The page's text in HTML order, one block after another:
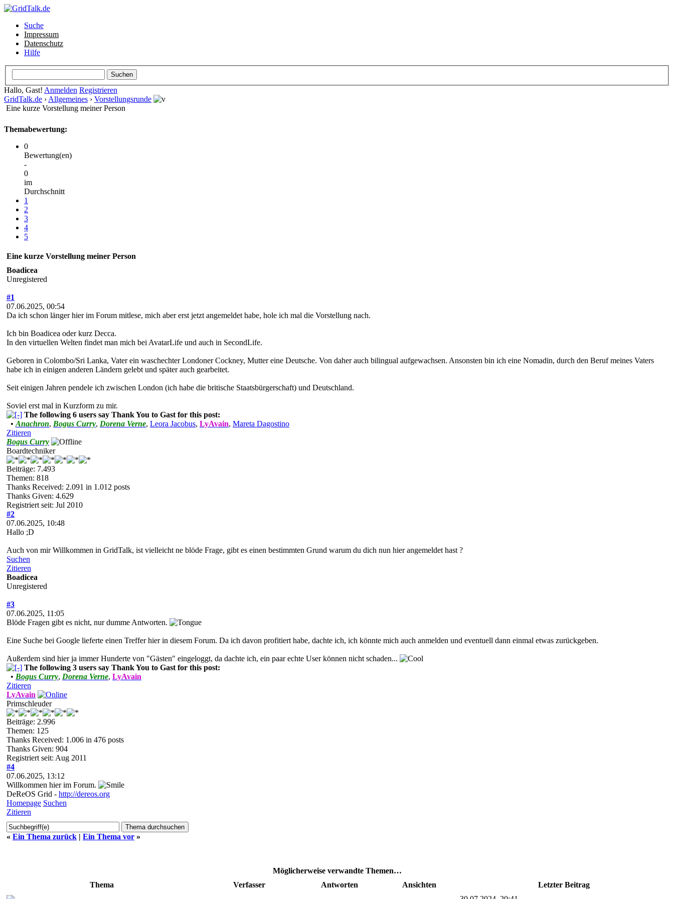
Suche
Impressum
Datenschutz
Hilfe
Hallo, Gast! Anmelden Registrieren
GridTalk.de › Allgemeines › Vorstellungsrunde
Eine kurze Vorstellung meiner Person
Themabewertung:
0
Bewertung(en)
-
0
im
Durchschnitt
1
2
3
4
5
Eine kurze Vorstellung meiner Person
Boadicea
Unregistered
#1
07.06.2025, 00:54
Da ich schon länger hier im Forum mitlese, mich aber erst jetzt angemeldet habe, hole ich mal die Vorstellung nach.
Ich bin Boadicea oder kurz Decca.
In den virtuellen Welten findet man mich bei AvatarLife und auch in SecondLife.
Geboren in Colombo/Sri Lanka, Vater ein waschechter Londoner Cockney, Mutter eine Deutsche. Von daher auch bilingual aufgewachsen. Ansonsten bin ich eine Nomadin, durch den Beruf meines Vaters
habe ich in einigen anderen Ländern gelebt und später auch gearbeitet.
Seit einigen Jahren pendele ich zwischen London (ich habe die britische Staatsbürgerschaft) und Deutschland.
Soviel erst mal in Kurzform zu mir.
The following 6 users say Thank You to Gast for this post:
• Anachron, Bogus Curry, Dorena Verne, Leora Jacobus, LyAvain, Mareta Dagostino
Zitieren
Bogus Curry
Boardtechniker
Beiträge: 7.493
Themen: 818
Thanks Received: 2.091 in 1.012 posts
Thanks Given: 4.629
Registriert seit: Jul 2010
#2
07.06.2025, 10:48
Hallo ;D
Auch von mir Willkommen in GridTalk, ist vielleicht ne blöde Frage, gibt es einen bestimmten Grund warum du dich nun hier angemeldet hast ?
Suchen
Zitieren
Boadicea
Unregistered
#3
07.06.2025, 11:05
Blöde Fragen gibt es nicht, nur dumme Antworten.
Eine Suche bei Google lieferte einen Treffer hier in diesem Forum. Da ich davon profitiert habe, dachte ich, ich könnte mich auch anmelden und eventuell dann einmal etwas zurückgeben.
Außerdem sind hier ja immer Hunderte von "Gästen" eingeloggt, da dachte ich, ein paar echte User können nicht schaden...
The following 3 users say Thank You to Gast for this post:
• Bogus Curry, Dorena Verne, LyAvain
Zitieren
LyAvain
Primschleuder
Beiträge: 2.996
Themen: 125
Thanks Received: 1.006 in 476 posts
Thanks Given: 904
Registriert seit: Aug 2011
#4
07.06.2025, 13:12
Willkommen hier im Forum.
DeReOS Grid - http://dereos.org
Homepage Suchen
Zitieren
« Ein Thema zurück | Ein Thema vor »
Möglicherweise verwandte Themen…
Thema
Verfasser Antworten Ansichten Letzter Beitrag